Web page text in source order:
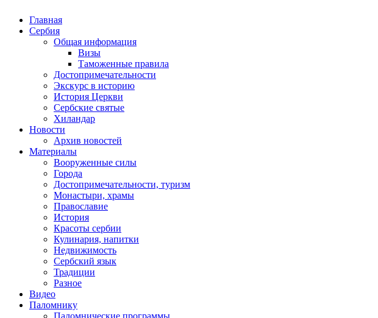
Главная
Сербия
Общая информация
Визы
Таможенные правила
Достопримечательности
Экскурс в историю
История Церкви
Сербские святые
Хиландар
Новости
Архив новостей
Материалы
Вооруженные силы
Города
Достопримечательности, туризм
Монастыри, храмы
Православие
История
Красоты сербии
Кулинария, напитки
Недвижимость
Сербский язык
Традиции
Разное
Видео
Паломнику
Паломнические программы